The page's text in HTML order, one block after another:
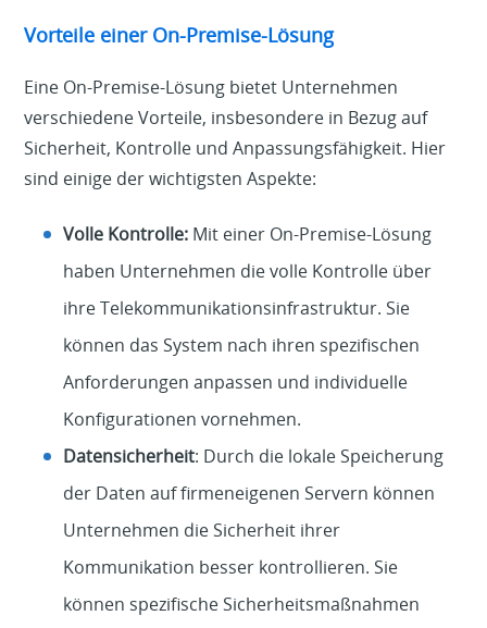
Vorteile einer On-Premise-Lösung
Eine On-Premise-Lösung bietet Unternehmen
verschiedene Vorteile, insbesondere in Bezug auf
Sicherheit, Kontrolle und Anpassungsfähigkeit. Hier
sind einige der wichtigsten Aspekte:
Volle Kontrolle: Mit einer On-Premise-Lösung
haben Unternehmen die volle Kontrolle über
ihre Telekommunikationsinfrastruktur. Sie
können das System nach ihren spezifischen
Anforderungen anpassen und individuelle
Konfigurationen vornehmen.
Datensicherheit: Durch die lokale Speicherung
der Daten auf firmeneigenen Servern können
Unternehmen die Sicherheit ihrer
Kommunikation besser kontrollieren. Sie
können spezifische Sicherheitsmaßnahmen